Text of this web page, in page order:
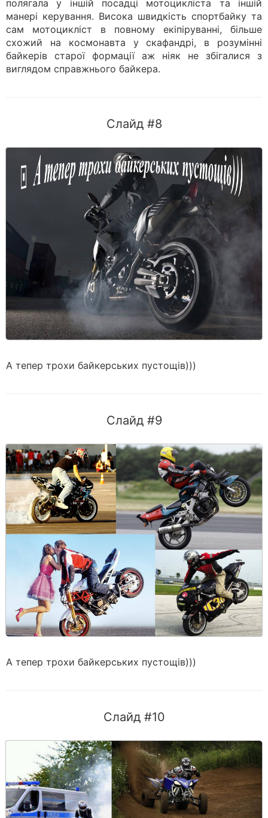
полягала у іншій посадці мотоцикліста та іншій
манері керування. Висока швидкість спортбайку та
сам мотоцикліст в повному екіпіруванні, більше
схожий на космонавта у скафандрі, в розумінні
байкерів старої формації аж ніяк не збігалися з
виглядом справжнього байкера.
Слайд #8
А тепер трохи байкерських пустощів)))
Слайд #9
А тепер трохи байкерських пустощів)))
Слайд #10